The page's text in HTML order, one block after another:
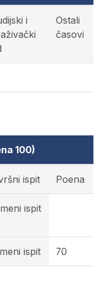
i
Ostali
časovi
100)
ispit Poena
ispit
ispit 70